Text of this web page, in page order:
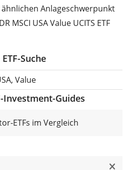
Anlageschwerpunkt
MSCI USA Value UCITS ETF
Suche
Value
Investment-Guides
ETFs im Vergleich